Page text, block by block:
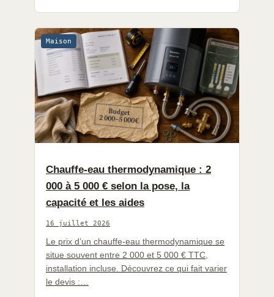
Maison
Chauffe-eau thermodynamique : 2
000 à 5 000 € selon la pose, la
capacité et les aides
16 juillet 2026
Le prix d’un chauffe-eau thermodynamique se
situe souvent entre 2 000 et 5 000 € TTC,
installation incluse. Découvrez ce qui fait varier
le devis :…